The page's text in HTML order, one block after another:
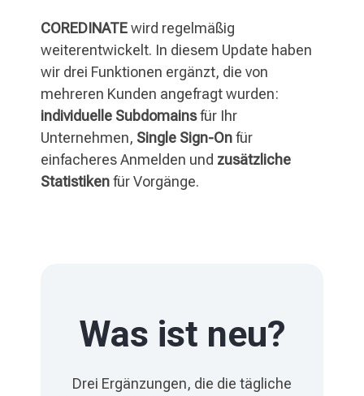
COREDINATEwird regelmäßig
weiterentwickelt. In diesem Update haben
wir drei Funktionen ergänzt, die von
mehreren Kunden angefragt wurden:
individuelle Subdomainsfür Ihr
Unternehmen, Single Sign-Onfür
einfacheres Anmelden und zusätzliche
Statistikenfür Vorgänge.
Was ist neu?
Drei Ergänzungen, die die tägliche